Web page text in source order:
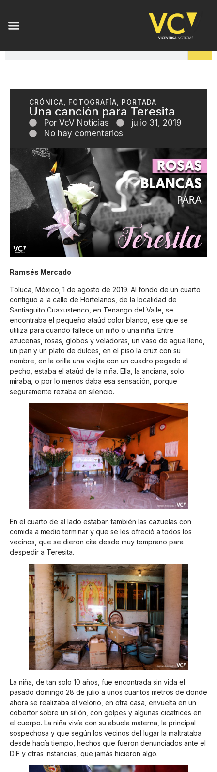
CRÓNICA FOTOGRAFÍA PORTADA
Una canción para Teresita
Por VcV Noticias
julio 31, 2019
No hay comentarios
Ramsés Mercado
Toluca, México; 1 de agosto de 2019. Al fondo de un cuarto
contiguo a la calle de Hortelanos, de la localidad de
Santiaguito Cuaxustenco, en Tenango del Valle, se
encontraba el pequeño ataúd color blanco, ese que se
utiliza para cuando fallece un niño o una niña. Entre
azucenas, rosas, globos y veladoras, un vaso de agua lleno,
un pan y un plato de dulces, en el piso la cruz con su
nombre, en la orilla una viejita con un cuadro pegado al
pecho, estaba el ataúd de la niña. Ella, la anciana, solo
miraba, o por lo menos daba esa sensación, porque
seguramente rezaba en silencio.
En el cuarto de al lado estaban también las cazuelas con
comida a medio terminar y que se les ofreció a todos los
vecinos, que se dieron cita desde muy temprano para
despedir a Teresita.
La niña, de tan solo 10 años, fue encontrada sin vida el
pasado domingo 28 de julio a unos cuantos metros de donde
ahora se realizaba el velorio, en otra casa, envuelta en un
cobertor sobre un sillón, con golpes y algunas cicatrices en
el cuerpo. La niña vivía con su abuela materna, la principal
sospechosa y que según los vecinos del lugar la maltrataba
desde hacía tiempo, hechos que fueron denunciados ante el
DIF y otras instancias, que jamás hicieron algo.